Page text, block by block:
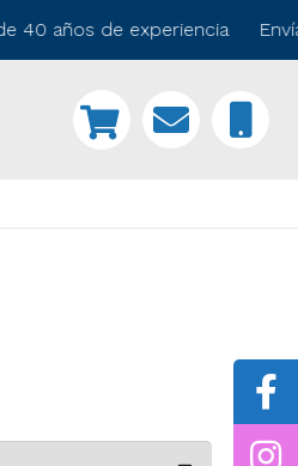
40 años de experiencia